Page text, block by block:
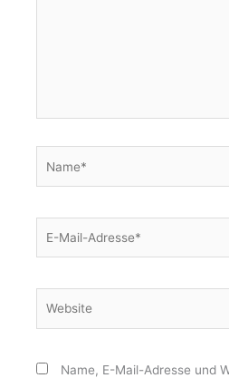
Mail-
Name, E-Mail-Adresse und